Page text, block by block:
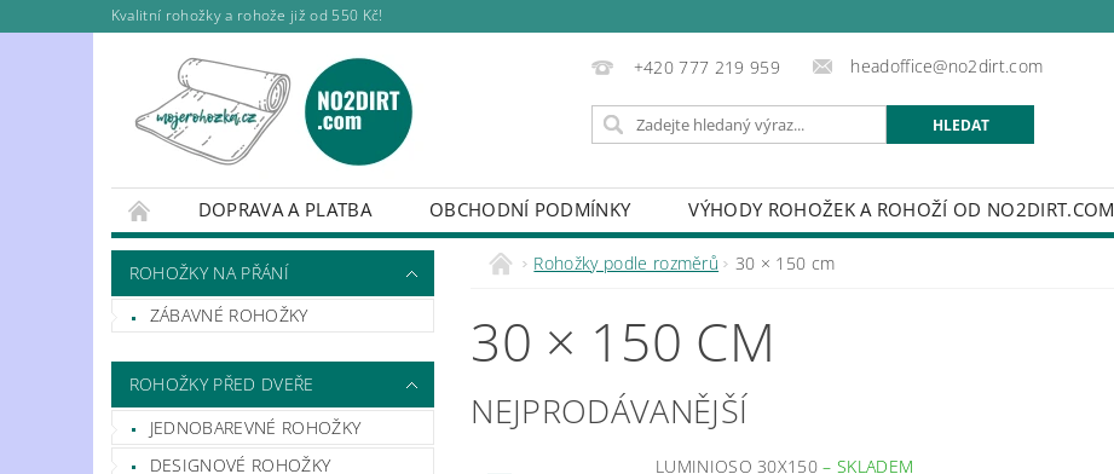
Kvalitní rohožky a rohože již od 550 Kč!
+420 777 219 959 headoffice@no2dirt.com
DOPRAVA A PLATBA OBCHODNÍ PODMÍNKY VÝHODY ROHOŽEK A ROHOŽÍ OD NO2DIRT.COM
ROHOŽKY NA PŘÁNÍ
ROHOŽKY PŘED DVEŘE UDRŽITELNÉ ROHOŽKY
ROHOŽE DO KUFRU AUTA
ROHOŽKY PODLE ROZMĚRŮ
ROHOŽKY NA PŘÁNÍ
ZÁBAVNÉ ROHOŽKY
ROHOŽKY PŘED DVEŘE
JEDNOBAREVNÉ ROHOŽKY
DESIGNOVÉ ROHOŽKY
Rohožky podle rozměrů 30 × 150 cm
30 × 150 CM
NEJPRODÁVANĚJŠÍ
LUMINIOSO 30X150– SKLADEM